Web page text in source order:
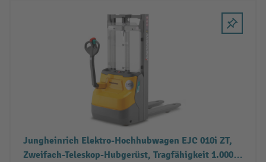
Jungheinrich Elektro-Hochhubwagen EJC 010i ZT,
Zweifach-Teleskop-Hubgerüst, Tragfähigkeit 1.000